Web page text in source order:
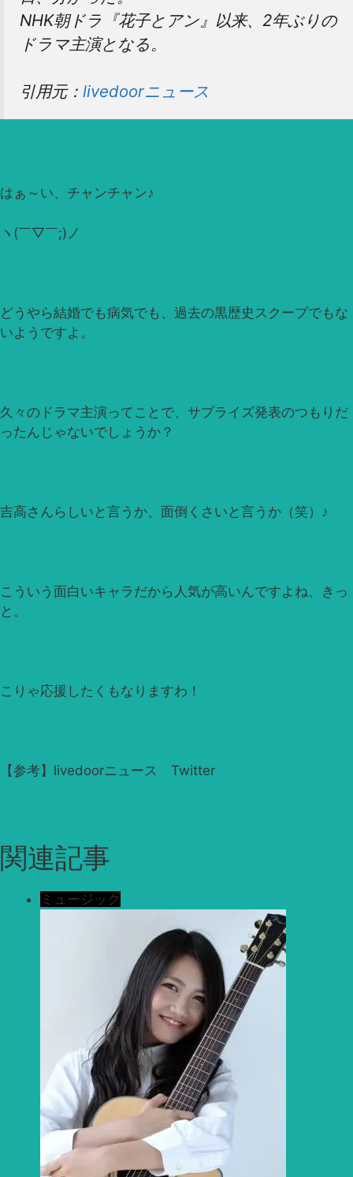
NHK朝ドラ『花子とアン』以来、2年ぶりの
ドラマ主演となる。
引用元： livedoorニュース
はぁ～い、チャンチャン♪
ヽ(￣▽￣;)ノ
どうやら結婚でも病気でも、過去の黒歴史スクープでもな
いようですよ。
久々のドラマ主演ってことで、サプライズ発表のつもりだ
ったんじゃないでしょうか？
吉高さんらしいと言うか、面倒くさいと言うか（笑）♪
こういう面白いキャラだから人気が高いんですよね、きっ
と。
こりゃ応援したくもなりますわ！
【参考】livedoorニュース Twitter
関連記事
ミュージック